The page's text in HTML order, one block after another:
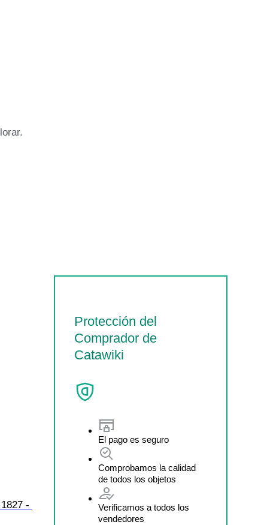
Protección del
Comprador de
Catawiki
El pago es seguro
Comprobamos la calidad
de todos los objetos
Verificamos a todos los
vendedores
-